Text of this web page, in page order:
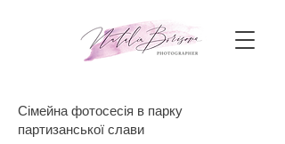
Сімейна фотосесія в парку
партизанської слави